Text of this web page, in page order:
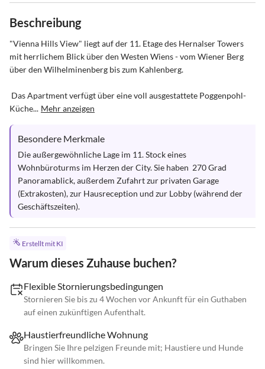
Beschreibung
"Vienna Hills View" liegt auf der 11. Etage des Hernalser Towers
mit herrlichem Blick über den Westen Wiens - vom Wiener Berg
über den Wilhelminenberg bis zum Kahlenberg.
Küche... Mehr anzeigen
Besondere Merkmale
Die außergewöhnliche Lage im 11. Stock eines
Wohnbüroturms im Herzen der City. Sie haben  270 Grad
Panoramablick, außerdem Zufahrt zur privaten Garage
(Extrakosten), zur Hausreception und zur Lobby (während der
Geschäftszeiten).
Erstellt mit KI
Warum dieses Zuhause buchen?
Flexible Stornierungsbedingungen
Stornieren Sie bis zu 4 Wochen vor Ankunft für ein Guthaben
auf einen zukünftigen Aufenthalt.
Haustierfreundliche Wohnung
Bringen Sie Ihre pelzigen Freunde mit; Haustiere und Hunde
sind hier willkommen.